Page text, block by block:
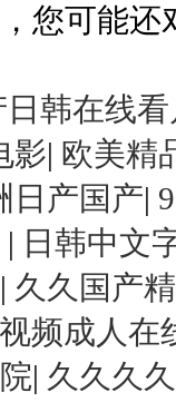
您可能还
日韩在线
影| 欧美精
日产国产|
| 日韩中文
| 久久国产
频成人在
| 久久久